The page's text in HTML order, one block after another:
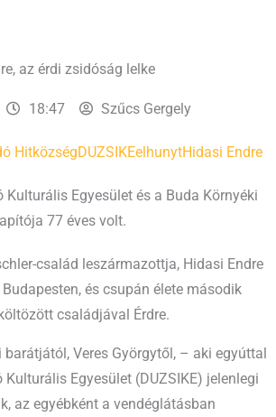
az érdi zsidóság lelke
18:47 Szűcs Gergely
HitközségDUZSIKEelhunytHidasi Endre
Kulturális Egyesület és a Buda Környéki
77 éves volt.
család leszármazottja, Hidasi Endre
és csupán élete második
családjával Érdre.
Veres Györgytől, – aki egyúttal
Egyesület (DUZSIKE) jelenlegi
az egyébként a vendéglátásban